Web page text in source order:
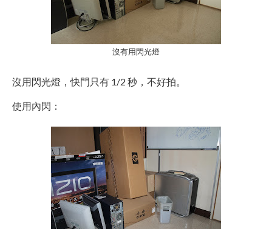
沒有用閃光燈
沒用閃光燈，快門只有 1/2 秒，不好拍。
使用內閃：